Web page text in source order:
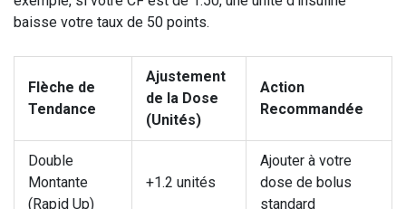
baisse votre taux de 50 points.
Flèche de
Tendance
Ajustement
de la Dose
(Unités)
Action
Recommandée
Double
Montante
(Rapid Up)
+1.2 unités
Ajouter à votre
dose de bolus
standard